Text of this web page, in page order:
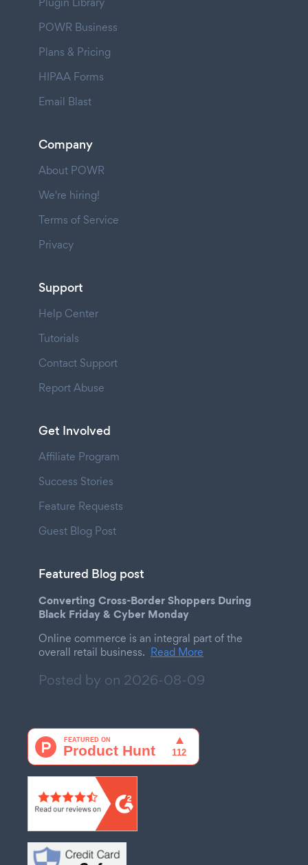
POWR Business
Plans & Pricing
HIPAA Forms
Email Blast
Company
About POWR
We're hiring!
Terms of Service
Privacy
Support
Help Center
Tutorials
Contact Support
Report Abuse
Get Involved
Affiliate Program
Success Stories
Feature Requests
Guest Blog Post
Featured Blog post
Converting Cross-Border Shoppers During
Black Friday & Cyber Monday
Online commerce is an integral part of the
overall retail business. Read More
Posted by on 2026-08-09